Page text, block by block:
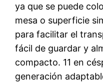
ya que se puede
mesa o superficie
para facilitar el
fácil de guardar y
compacto. 11 en
generación